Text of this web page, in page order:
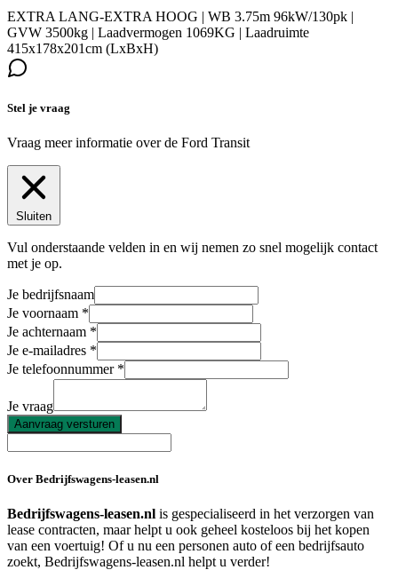
EXTRA LANG-EXTRA HOOG | WB 3.75m 96kW/130pk |
GVW 3500kg | Laadvermogen 1069KG | Laadruimte
415x178x201cm (LxBxH)
Stel je vraag
Vraag meer informatie over de Ford Transit
Sluiten
Vul onderstaande velden in en wij nemen zo snel mogelijk contact
met je op.
Je bedrijfsnaam
Je voornaam
Je achternaam
Je e-mailadres
Je telefoonnummer
Je vraag
Aanvraag versturen
Over Bedrijfswagens-leasen.nl
Bedrijfswagens-leasen.nl is gespecialiseerd in het verzorgen van
lease contracten, maar helpt u ook geheel kosteloos bij het kopen
van een voertuig! Of u nu een personen auto of een bedrijfsauto
zoekt, Bedrijfswagens-leasen.nl helpt u verder!